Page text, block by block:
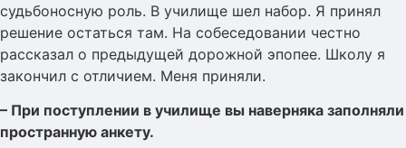
судьбоносную роль. В училище шел набор. Я принял
решение остаться там. На собеседовании честно
рассказал о предыдущей дорожной эпопее. Школу я
закончил с отличием. Меня приняли.
– При поступлении в училище вы наверняка заполняли
пространную анкету.